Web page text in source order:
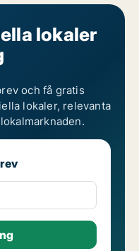
lokaler
och få gratis
lokaler, relevanta